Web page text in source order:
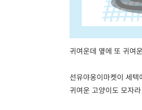
귀여운데 옆에 또 귀여
선유야옹이마켓이 세텍
귀여운 고양이도 모자